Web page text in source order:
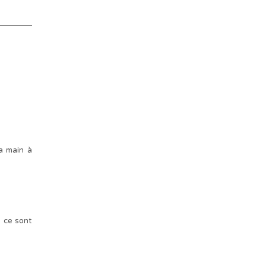
main à
ce sont